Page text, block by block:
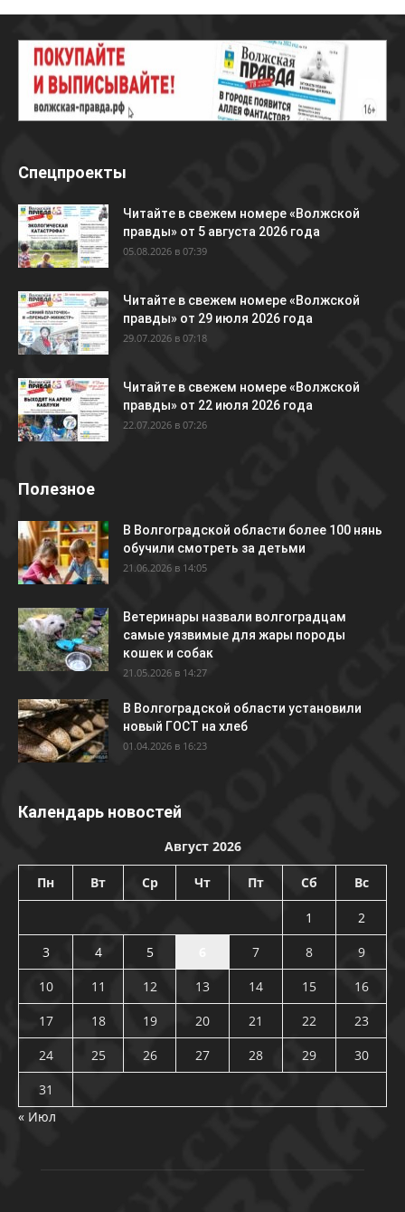
Спецпроекты
Читайте в свежем номере «Волжской
правды» от 5 августа 2026 года
05.08.2026 в 07:39
Читайте в свежем номере «Волжской
правды» от 29 июля 2026 года
29.07.2026 в 07:18
Читайте в свежем номере «Волжской
правды» от 22 июля 2026 года
22.07.2026 в 07:26
Полезное
В Волгоградской области более 100 нянь
обучили смотреть за детьми
21.06.2026 в 14:05
Ветеринары назвали волгоградцам
самые уязвимые для жары породы
кошек и собак
21.05.2026 в 14:27
В Волгоградской области установили
новый ГОСТ на хлеб
01.04.2026 в 16:23
Календарь новостей
Август 2026
Пн Вт Ср Чт Пт Сб Вс
1
2
3
4 5 7 8
9
10
11 12 13 14 15
16
17
18 19 20 21 22
23
24
25 26 27 28 29
30
31
« Июл